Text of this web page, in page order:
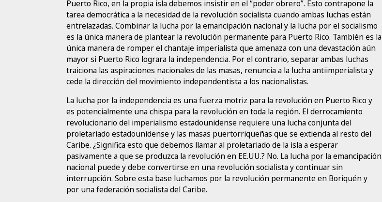
Puerto Rico, en la propia isla debemos insistir en el “poder obrero”. Esto contrapone la
tarea democrática a la necesidad de la revolución socialista cuando ambas luchas están
entrelazadas. Combinar la lucha por la emancipación nacional y la lucha por el socialismo
es la única manera de plantear la revolución permanente para Puerto Rico. También es la
única manera de romper el chantaje imperialista que amenaza con una devastación aún
mayor si Puerto Rico lograra la independencia. Por el contrario, separar ambas luchas
traiciona las aspiraciones nacionales de las masas, renuncia a la lucha antiimperialista y
cede la dirección del movimiento independentista a los nacionalistas.
La lucha por la independencia es una fuerza motriz para la revolución en Puerto Rico y
es potencialmente una chispa para la revolución en toda la región. El derrocamiento
revolucionario del imperialismo estadounidense requiere una lucha conjunta del
proletariado estadounidense y las masas puertorriqueñas que se extienda al resto del
Caribe. ¿Significa esto que debemos llamar al proletariado de la isla a esperar
pasivamente a que se produzca la revolución en EE.UU.? No. La lucha por la emancipación
nacional puede y debe convertirse en una revolución socialista y continuar sin
interrupción. Sobre esta base luchamos por la revolución permanente en Boriquén y
por una federación socialista del Caribe.